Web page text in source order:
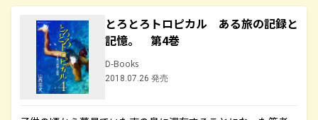
とろとろトロピカル ある旅の記録と
記憶。 第4巻
D-Books
2018.07.26 発売